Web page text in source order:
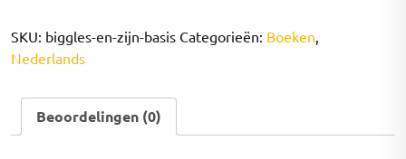
basis
aantal
SKU: biggles-en-zijn-basis Categorieën: Boeken
Nederlands
Beoordelingen (0)